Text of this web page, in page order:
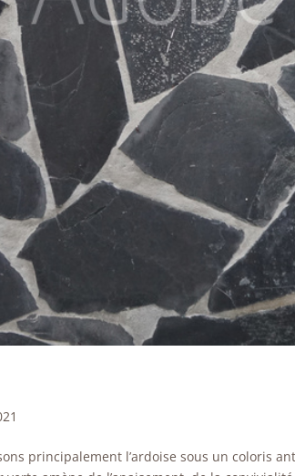
principalement l’ardoise sous un coloris